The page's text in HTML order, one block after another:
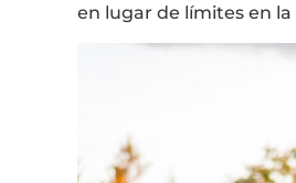
en lugar de límites en la